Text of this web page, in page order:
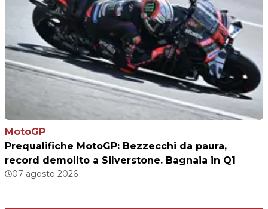
MotoGP
Prequalifiche MotoGP: Bezzecchi da paura,
record demolito a Silverstone. Bagnaia in Q1
07 agosto 2026